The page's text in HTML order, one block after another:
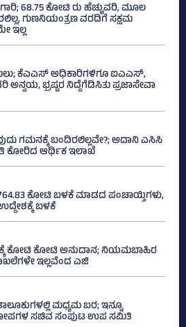
68.75 ಕೋಟಿ ರು ಹೆಚ್ಚುವರಿ, ಮೂಲ
ಗುಣನಿಯಂತ್ರಣ ವರದಿಗೆ ಸಕ್ಷಮ
ಇಲ್ಲ
ಕೆಎಎಸ್ ಅಧಿಕಾರಿಗಳಿಗೂ ಐಎಎಸ್‌,
ಭ್ರಷ್ಟರ ನಿದ್ದೆಗೆಡಿಸಿತು ಪ್ರಜಾಸೇವಾ
ಗಮನಕ್ಕೆ ಬಂದಿರಲಿಲ್ಲವೇ?; ಅದಾನಿ ಎಸಿಸಿ
ಕೋರಿದ ಆರ್ಥಿಕ ಇಲಾಖೆ
ಕೋಟಿ ಬಳಕೆ ಮಾಡದ ಪಂಚಾಯ್ತಿಗಳು,
ಬಳಕೆ
ಕೋಟಿ ಕೋಟಿ ಅನುದಾನ; ನಿಯಮಬಾಹಿರ
ಇಲ್ಲವೆಂದ ಎಜಿ
ತಾಲೂಕುಗಳಲ್ಲಿ ಮಧ್ಯಮ ಬರ; ಇನ್ನೂ
ಸಚಿವ ಸಂಪುಟ ಉಪ ಸಮಿತಿ